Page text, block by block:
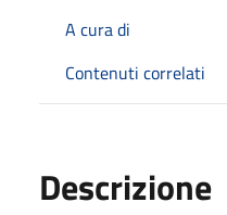
A cura di
Contenuti correlati
Descrizione